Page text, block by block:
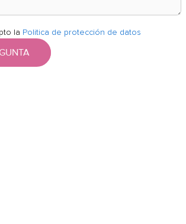
la Politica de protección de datos